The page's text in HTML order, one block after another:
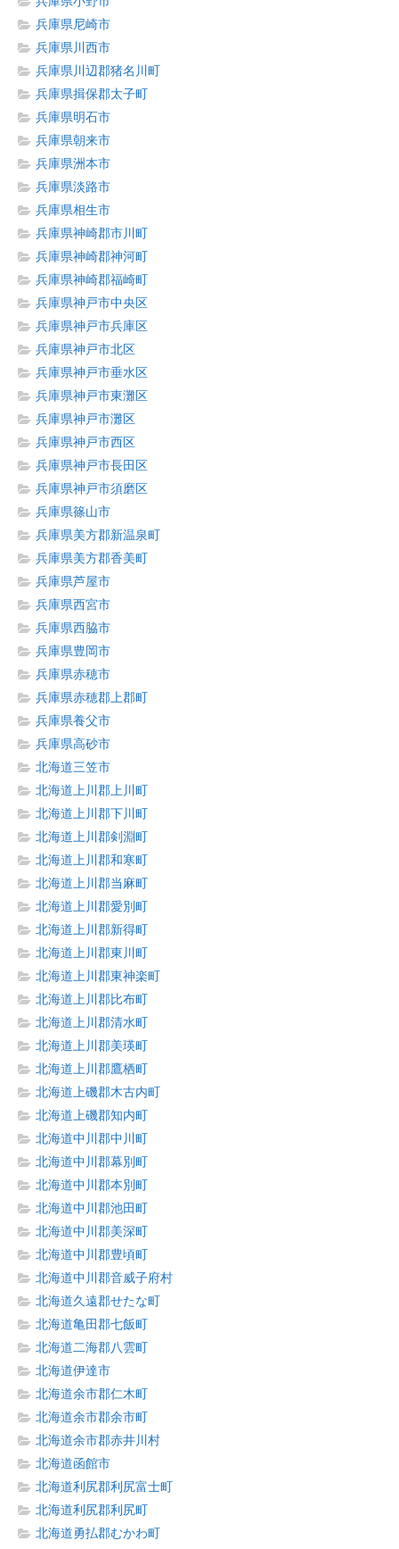
兵庫県尼崎市
兵庫県川西市
兵庫県川辺郡猪名川町
兵庫県揖保郡太子町
兵庫県明石市
兵庫県朝来市
兵庫県洲本市
兵庫県淡路市
兵庫県相生市
兵庫県神崎郡市川町
兵庫県神崎郡神河町
兵庫県神崎郡福崎町
兵庫県神戸市中央区
兵庫県神戸市兵庫区
兵庫県神戸市北区
兵庫県神戸市垂水区
兵庫県神戸市東灘区
兵庫県神戸市灘区
兵庫県神戸市西区
兵庫県神戸市長田区
兵庫県神戸市須磨区
兵庫県篠山市
兵庫県美方郡新温泉町
兵庫県美方郡香美町
兵庫県芦屋市
兵庫県西宮市
兵庫県西脇市
兵庫県豊岡市
兵庫県赤穂市
兵庫県赤穂郡上郡町
兵庫県養父市
兵庫県高砂市
北海道三笠市
北海道上川郡上川町
北海道上川郡下川町
北海道上川郡剣淵町
北海道上川郡和寒町
北海道上川郡当麻町
北海道上川郡愛別町
北海道上川郡新得町
北海道上川郡東川町
北海道上川郡東神楽町
北海道上川郡比布町
北海道上川郡清水町
北海道上川郡美瑛町
北海道上川郡鷹栖町
北海道上磯郡木古内町
北海道上磯郡知内町
北海道中川郡中川町
北海道中川郡幕別町
北海道中川郡本別町
北海道中川郡池田町
北海道中川郡美深町
北海道中川郡豊頃町
北海道中川郡音威子府村
北海道久遠郡せたな町
北海道亀田郡七飯町
北海道二海郡八雲町
北海道伊達市
北海道余市郡仁木町
北海道余市郡余市町
北海道余市郡赤井川村
北海道函館市
北海道利尻郡利尻富士町
北海道利尻郡利尻町
北海道勇払郡むかわ町